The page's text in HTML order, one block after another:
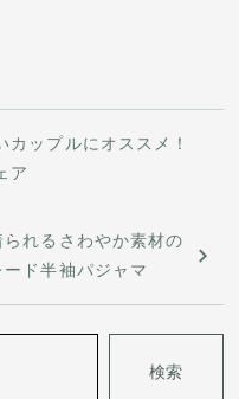
ップルにオススメ！
ア
れるさわやか素材の
ド半袖パジャマ
検索